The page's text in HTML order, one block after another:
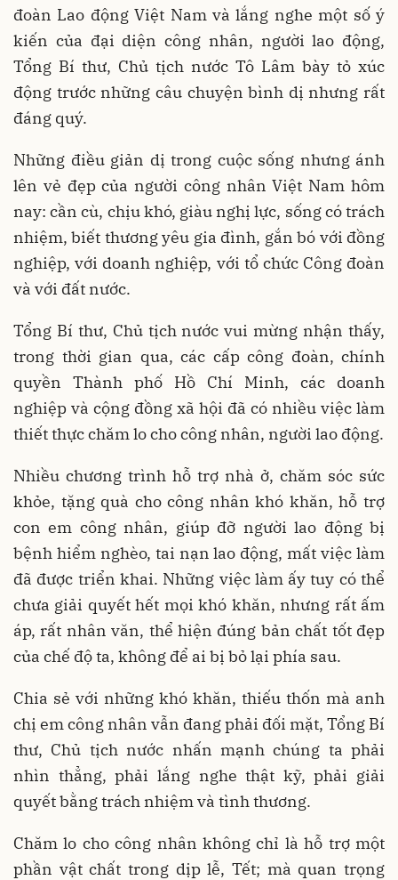
đoàn Lao động Việt Nam và lắng nghe một số ý
kiến của đại diện công nhân, người lao động,
Tổng Bí thư, Chủ tịch nước Tô Lâm bày tỏ xúc
động trước những câu chuyện bình dị nhưng rất
đáng quý.
Những điều giản dị trong cuộc sống nhưng ánh
lên vẻ đẹp của người công nhân Việt Nam hôm
nay: cần cù, chịu khó, giàu nghị lực, sống có trách
nhiệm, biết thương yêu gia đình, gắn bó với đồng
nghiệp, với doanh nghiệp, với tổ chức Công đoàn
và với đất nước.
Tổng Bí thư, Chủ tịch nước vui mừng nhận thấy,
trong thời gian qua, các cấp công đoàn, chính
quyền Thành phố Hồ Chí Minh, các doanh
nghiệp và cộng đồng xã hội đã có nhiều việc làm
thiết thực chăm lo cho công nhân, người lao động.
Nhiều chương trình hỗ trợ nhà ở, chăm sóc sức
khỏe, tặng quà cho công nhân khó khăn, hỗ trợ
con em công nhân, giúp đỡ người lao động bị
bệnh hiểm nghèo, tai nạn lao động, mất việc làm
đã được triển khai. Những việc làm ấy tuy có thể
chưa giải quyết hết mọi khó khăn, nhưng rất ấm
áp, rất nhân văn, thể hiện đúng bản chất tốt đẹp
của chế độ ta, không để ai bị bỏ lại phía sau.
Chia sẻ với những khó khăn, thiếu thốn mà anh
chị em công nhân vẫn đang phải đối mặt, Tổng Bí
thư, Chủ tịch nước nhấn mạnh chúng ta phải
nhìn thẳng, phải lắng nghe thật kỹ, phải giải
quyết bằng trách nhiệm và tình thương.
Chăm lo cho công nhân không chỉ là hỗ trợ một
phần vật chất trong dịp lễ, Tết; mà quan trọng